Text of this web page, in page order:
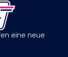
eine neue